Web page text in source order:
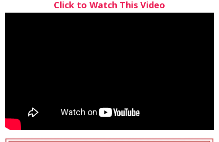
Click to Watch This Video